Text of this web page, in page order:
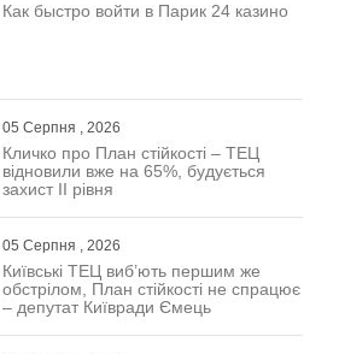
Как быстро войти в Парик 24 казино
05 Серпня , 2026
Кличко про План стійкості – ТЕЦ
відновили вже на 65%, будується
захист ІІ рівня
05 Серпня , 2026
Київські ТЕЦ виб’ють першим же
обстрілом, План стійкості не спрацює
– депутат Київради Ємець